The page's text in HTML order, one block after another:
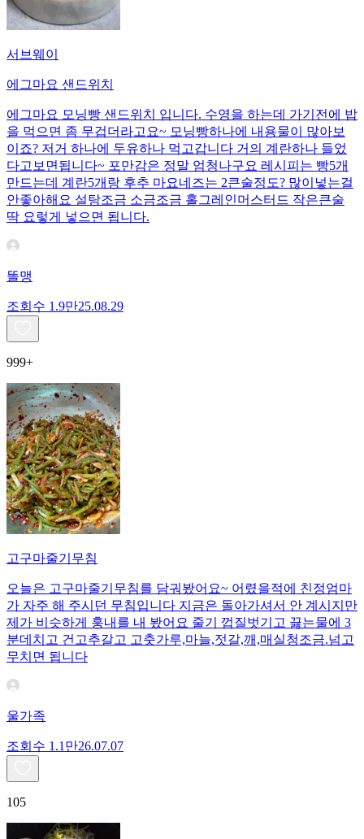
서브웨이
에그마요 샌드위치
에그마요 모닝빵 샌드위치 입니다. 수영을 하는데 가기전에 밥
을 먹으면 좀 무겁더라고요~ 모닝빵하나에 내용물이 많아보
이죠? 저거 하나에 두유하나 먹고갑니다 거의 계란하나 들었
다고보면됩니다~ 포만감은 정말 엄청나구요 레시피는 빵5개
만드는데 계란5개랑 후추 마요네즈는 2큰술정도? 많이넣는걸
안좋아해요 설탕조금 소금조금 홀그레인머스터드 작은큰술
딱 요렇게 넣으면 됩니다.
똘맹
조회수 1.9만25.08.29
999+
고구마줄기무침
오늘은 고구마줄기무침를 담궈봤어요~ 어렸을적에 친정엄마
가 자주 해 주시던 무침입니다 지금은 돌아가셔서 안 계시지만
제가 비슷하게 훙내를 내 봤어요 줄기 껍질벗기고 끓는물에 3
분데치고 건고추갈고 고춧가루,마늘,젓갈,깨,매실청조금.넘고
무치면 됩니다
울가족
조회수 1.1만26.07.07
105